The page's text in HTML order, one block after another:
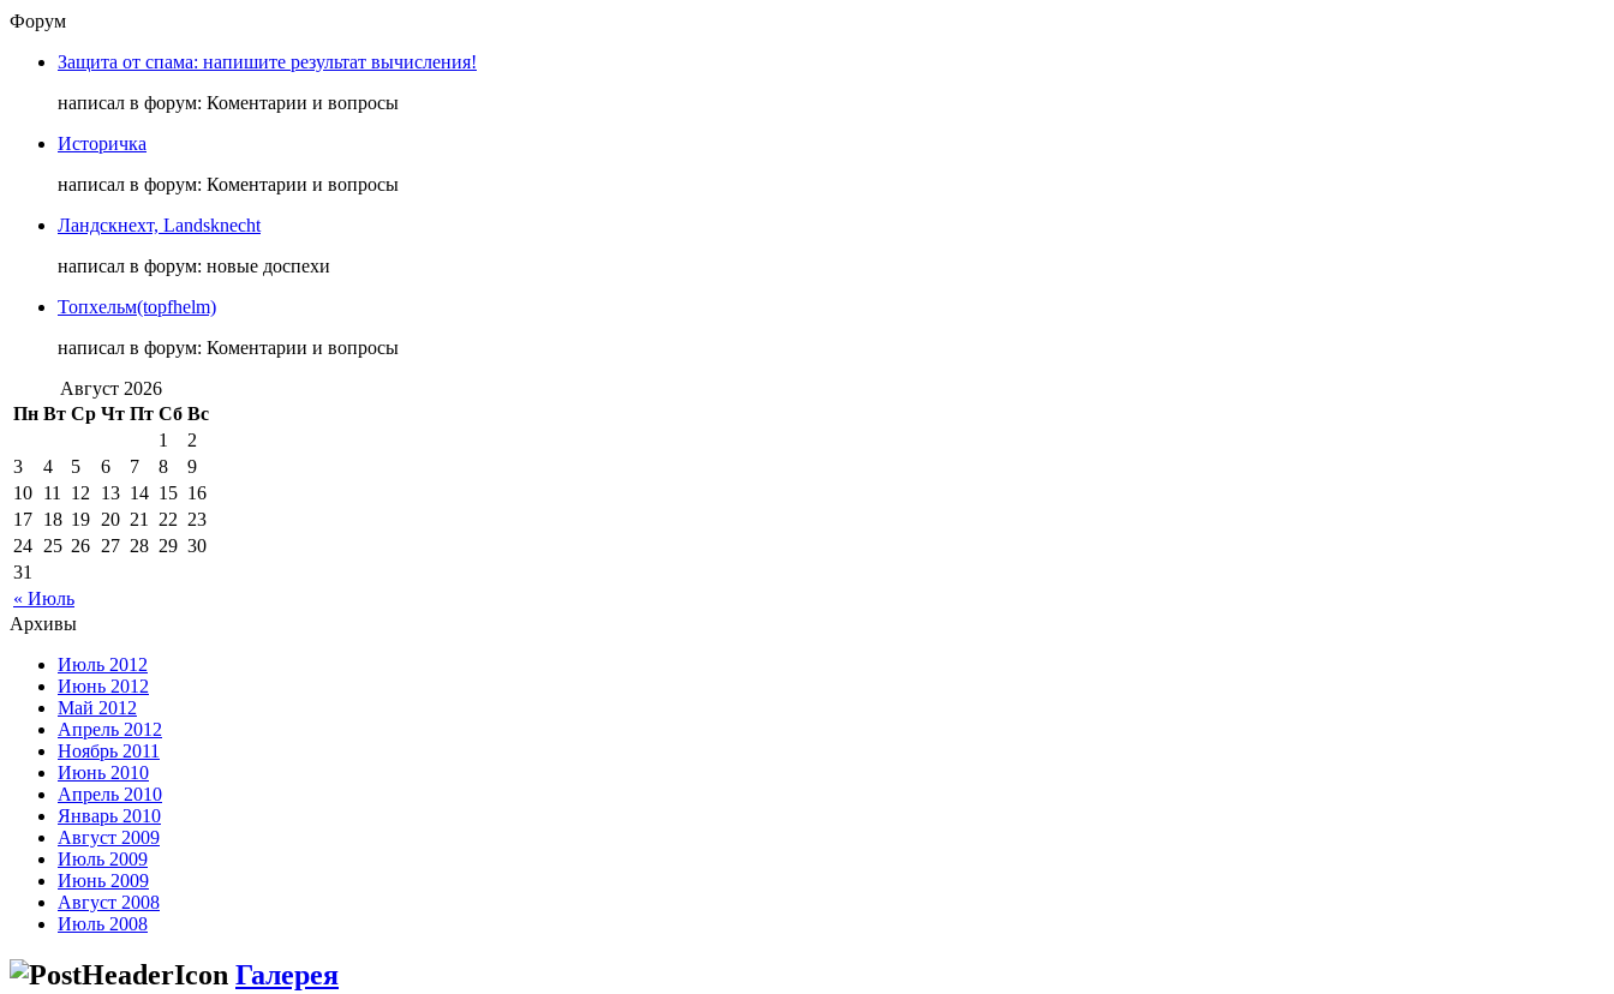
Форум
Защита от спама: напишите результат вычисления!
написал в форум: Коментарии и вопросы
Историчка
написал в форум: Коментарии и вопросы
Ландскнехт, Landsknecht
написал в форум: новые доспехи
Топхельм(topfhelm)
написал в форум: Коментарии и вопросы
Август 2026
Пн Вт Ср Чт Пт Сб Вс
« Июль
1
2
3
4 5 6 7 8
9
10 11 12 13 14 15 16
17 18 19 20 21 22 23
24 25 26 27 28 29 30
31
Архивы
Июль 2012
Июнь 2012
Май 2012
Апрель 2012
Ноябрь 2011
Июнь 2010
Апрель 2010
Январь 2010
Август 2009
Июль 2009
Июнь 2009
Август 2008
Июль 2008
Галерея